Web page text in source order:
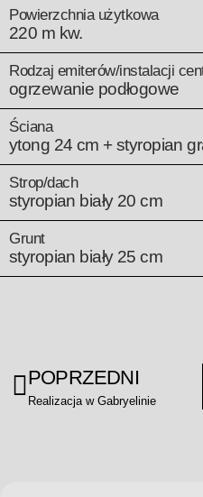
Powierzchnia użytkowa
220 m kw.
Rodzaj emiterów/instalacji
ogrzewanie podłogowe
Ściana
ytong 24 cm + styropian
Strop/dach
styropian biały 20 cm
Grunt
styropian biały 25 cm
POPRZEDNI
Realizacja w Gabryelinie